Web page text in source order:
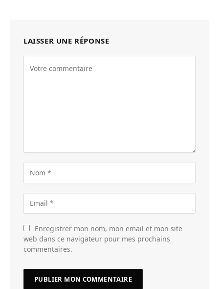
LAISSER UNE RÉPONSE
Enregistrer mon nom, mon email et mon site
web dans ce navigateur pour mes prochains
commentaires.